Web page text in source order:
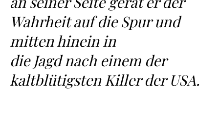
Wahrheit auf die Spur und
mitten hinein in
die Jagd nach einem der
kaltblütigsten Killer der USA.